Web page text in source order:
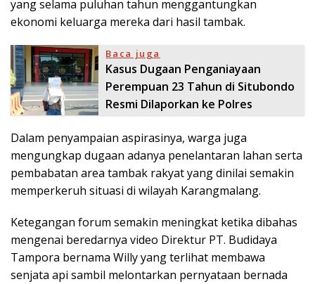
yang selama puluhan tahun menggantungkan
ekonomi keluarga mereka dari hasil tambak.
Baca juga
Kasus Dugaan Penganiayaan
Perempuan 23 Tahun di Situbondo
Resmi Dilaporkan ke Polres
Dalam penyampaian aspirasinya, warga juga
mengungkap dugaan adanya penelantaran lahan serta
pembabatan area tambak rakyat yang dinilai semakin
memperkeruh situasi di wilayah Karangmalang.
Ketegangan forum semakin meningkat ketika dibahas
mengenai beredarnya video Direktur PT. Budidaya
Tampora bernama Willy yang terlihat membawa
senjata api sambil melontarkan pernyataan bernada